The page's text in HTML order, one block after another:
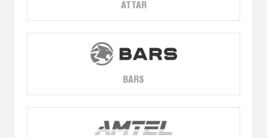
ATTAR
BARS